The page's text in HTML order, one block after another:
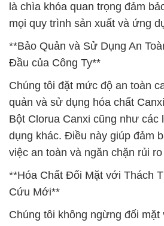
là chìa khóa quan trọng đảm
mọi quy trình sản xuất và ứng
**Bảo Quản và Sử Dụng An
Đầu của Công Ty**
Chúng tôi đặt mức độ an toàn
quản và sử dụng hóa chất
Bột Clorua Canxi cũng như các
dụng khác. Điều này giúp đảm
việc an toàn và ngăn chặn rủi
**Hóa Chất Đối Mặt với Thách
Cứu Mới**
Chúng tôi không ngừng đối